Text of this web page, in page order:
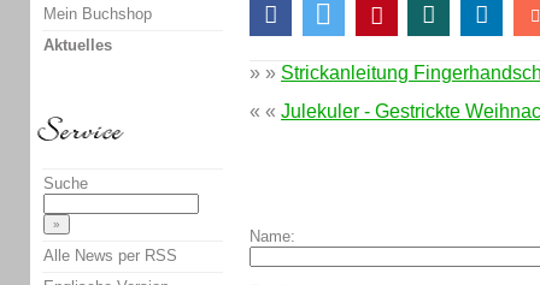
» » Strickanleitung
« « Julekuler - Gestrickte
Name:
Mein Buchshop
Aktuelles
Suche
Alle News per RSS